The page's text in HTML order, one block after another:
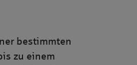
bestimmten
zu einem